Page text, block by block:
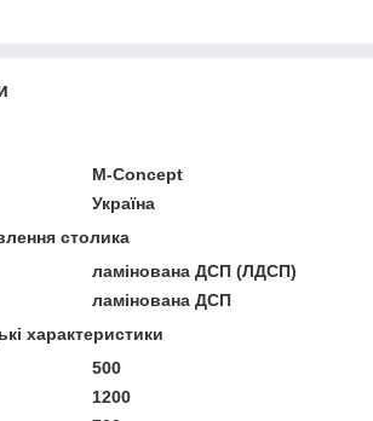
M-Concept
Україна
столика
ламінована ДСП (ЛДСП)
ламінована ДСП
характеристики
500
1200